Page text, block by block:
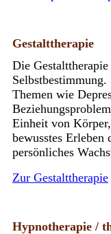
Gestalttherapie
Die
Themen wie
Einheit von
bewusstes Erleben
persönliches
Zur Gestalttherapie
Hypnotherapie /